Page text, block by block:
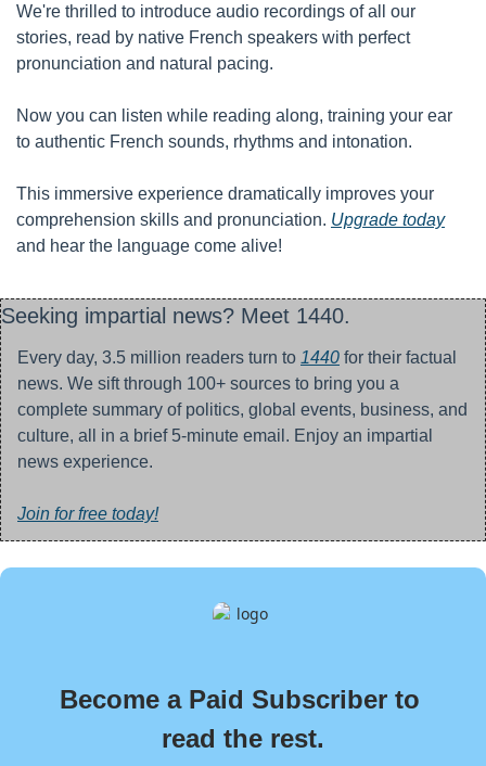
We're thrilled to introduce audio recordings of all our
stories, read by native French speakers with perfect
pronunciation and natural pacing.
Now you can listen while reading along, training your ear
to authentic French sounds, rhythms and intonation.
This immersive experience dramatically improves your
comprehension skills and pronunciation. Upgrade today
and hear the language come alive!
Seeking impartial news? Meet 1440.
Every day, 3.5 million readers turn to 1440 for their factual
news. We sift through 100+ sources to bring you a
complete summary of politics, global events, business, and
culture, all in a brief 5-minute email. Enjoy an impartial
news experience.
Join for free today!
Become a Paid Subscriber to
read the rest.